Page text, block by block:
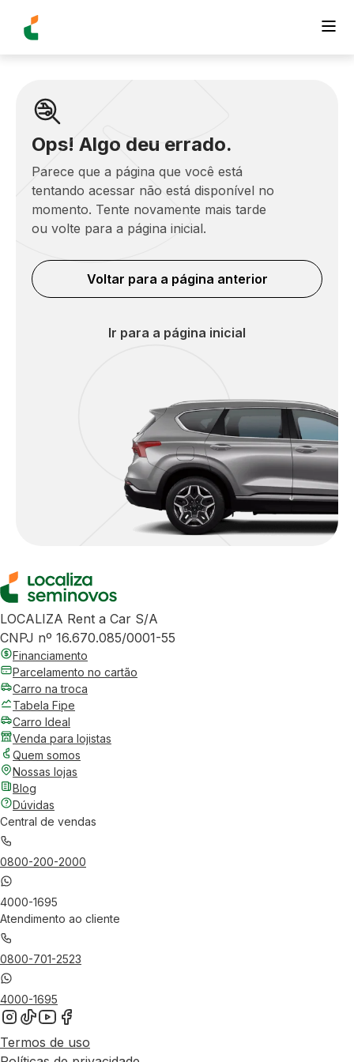
Ops! Algo deu errado.
Parece que a página que você está
tentando acessar não está disponível no
momento. Tente novamente mais tarde
ou volte para a página inicial.
Voltar para a página anterior
Ir para a página inicial
LOCALIZA Rent a Car S/A
CNPJ nº 16.670.085/0001-55
Financiamento
Parcelamento no cartão
Carro na troca
Tabela Fipe
Carro Ideal
Venda para lojistas
Quem somos
Nossas lojas
Blog
Dúvidas
Central de vendas
0800-200-2000
4000-1695
Atendimento ao cliente
0800-701-2523
4000-1695
Termos de uso